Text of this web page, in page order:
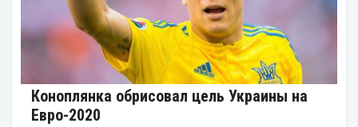
Коноплянка обрисовал цель Украины на
Евро-2020